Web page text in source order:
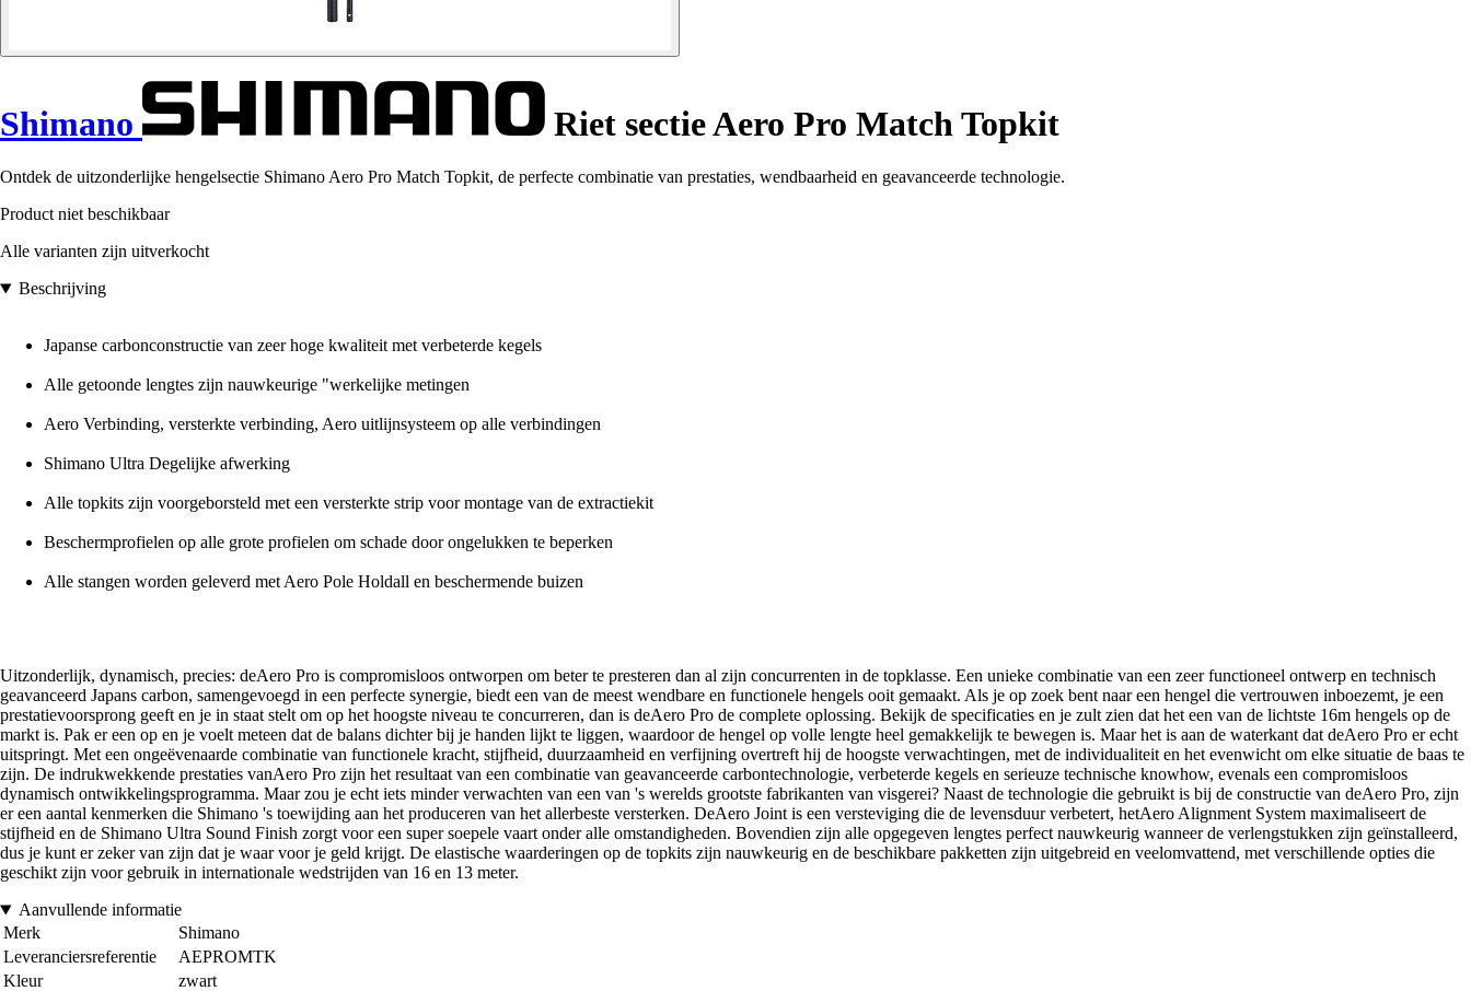
Shimano Riet sectie Aero Pro Match Topkit
Ontdek de uitzonderlijke hengelsectie Shimano Aero Pro Match Topkit, de perfecte combinatie van prestaties, wendbaarheid en geavanceerde technologie.
Product niet beschikbaar
Alle varianten zijn uitverkocht
Beschrijving
Japanse carbonconstructie van zeer hoge kwaliteit met verbeterde kegels
Alle getoonde lengtes zijn nauwkeurige "werkelijke metingen
Aero Verbinding, versterkte verbinding, Aero uitlijnsysteem op alle verbindingen
Shimano Ultra Degelijke afwerking
Alle topkits zijn voorgeborsteld met een versterkte strip voor montage van de extractiekit
Beschermprofielen op alle grote profielen om schade door ongelukken te beperken
Alle stangen worden geleverd met Aero Pole Holdall en beschermende buizen
Uitzonderlijk, dynamisch, precies: deAero Pro is compromisloos ontworpen om beter te presteren dan al zijn concurrenten in de topklasse. Een unieke combinatie van een zeer functioneel ontwerp en technisch
geavanceerd Japans carbon, samengevoegd in een perfecte synergie, biedt een van de meest wendbare en functionele hengels ooit gemaakt. Als je op zoek bent naar een hengel die vertrouwen inboezemt, je een
prestatievoorsprong geeft en je in staat stelt om op het hoogste niveau te concurreren, dan is deAero Pro de complete oplossing. Bekijk de specificaties en je zult zien dat het een van de lichtste 16m hengels op de
markt is. Pak er een op en je voelt meteen dat de balans dichter bij je handen lijkt te liggen, waardoor de hengel op volle lengte heel gemakkelijk te bewegen is. Maar het is aan de waterkant dat deAero Pro er echt
uitspringt. Met een ongeëvenaarde combinatie van functionele kracht, stijfheid, duurzaamheid en verfijning overtreft hij de hoogste verwachtingen, met de individualiteit en het evenwicht om elke situatie de baas te
zijn. De indrukwekkende prestaties vanAero Pro zijn het resultaat van een combinatie van geavanceerde carbontechnologie, verbeterde kegels en serieuze technische knowhow, evenals een compromisloos
dynamisch ontwikkelingsprogramma. Maar zou je echt iets minder verwachten van een van 's werelds grootste fabrikanten van visgerei? Naast de technologie die gebruikt is bij de constructie van deAero Pro, zijn
er een aantal kenmerken die Shimano 's toewijding aan het produceren van het allerbeste versterken. DeAero Joint is een versteviging die de levensduur verbetert, hetAero Alignment System maximaliseert de
stijfheid en de Shimano Ultra Sound Finish zorgt voor een super soepele vaart onder alle omstandigheden. Bovendien zijn alle opgegeven lengtes perfect nauwkeurig wanneer de verlengstukken zijn geïnstalleerd,
dus je kunt er zeker van zijn dat je waar voor je geld krijgt. De elastische waarderingen op de topkits zijn nauwkeurig en de beschikbare pakketten zijn uitgebreid en veelomvattend, met verschillende opties die
geschikt zijn voor gebruik in internationale wedstrijden van 16 en 13 meter.
Aanvullende informatie
Merk
Shimano
Leveranciersreferentie
AEPROMTK
Kleur
zwart